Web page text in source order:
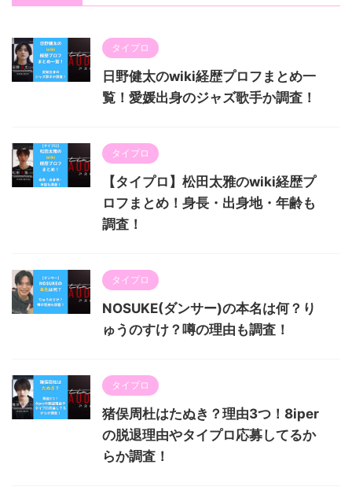
タイプロ
日野健太のwiki経歴プロフまとめ一
覧！愛媛出身のジャズ歌手か調査！
タイプロ
【タイプロ】松田太雅のwiki経歴プ
ロフまとめ！身長・出身地・年齢も
調査！
タイプロ
NOSUKE(ダンサー)の本名は何？り
ゅうのすけ？噂の理由も調査！
タイプロ
猪俣周杜はたぬき？理由3つ！8iper
の脱退理由やタイプロ応募してるか
らか調査！